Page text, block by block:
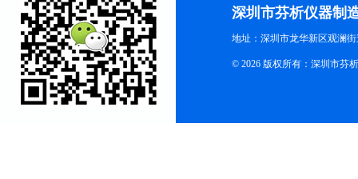
深圳市芬析仪器制
地址：深圳市龙华新区观澜
© 2026 版权所有：深圳市芬